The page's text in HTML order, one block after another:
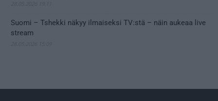
Suomi – Tshekki näkyy ilmaiseksi TV:stä – näin aukeaa live
stream